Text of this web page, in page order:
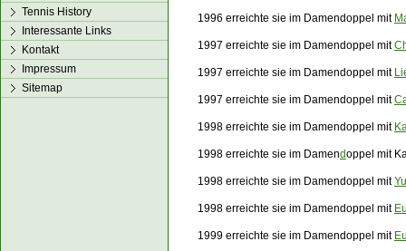
1996 erreichte sie im Damendoppel mit
1997 erreichte sie im Damendoppel mit
1997 erreichte sie im Damendoppel mit
1997 erreichte sie im Damendoppel mit
1998 erreichte sie im Damendoppel mit
1998 erreichte sie im Damendoppel mit
1998 erreichte sie im Damendoppel mit
1998 erreichte sie im Damendoppel mit
1999 erreichte sie im Damendoppel mit
Tennis History
Interessante Links
Kontakt
Impressum
Sitemap